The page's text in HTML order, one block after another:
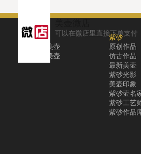
可以在微店里直接下单支付
关于
关于美壶
联系美壶
紫砂
原创作品
仿古作品
最新美壶
紫砂光影
美壶印象
紫砂壶名
紫砂工艺
紫砂作品